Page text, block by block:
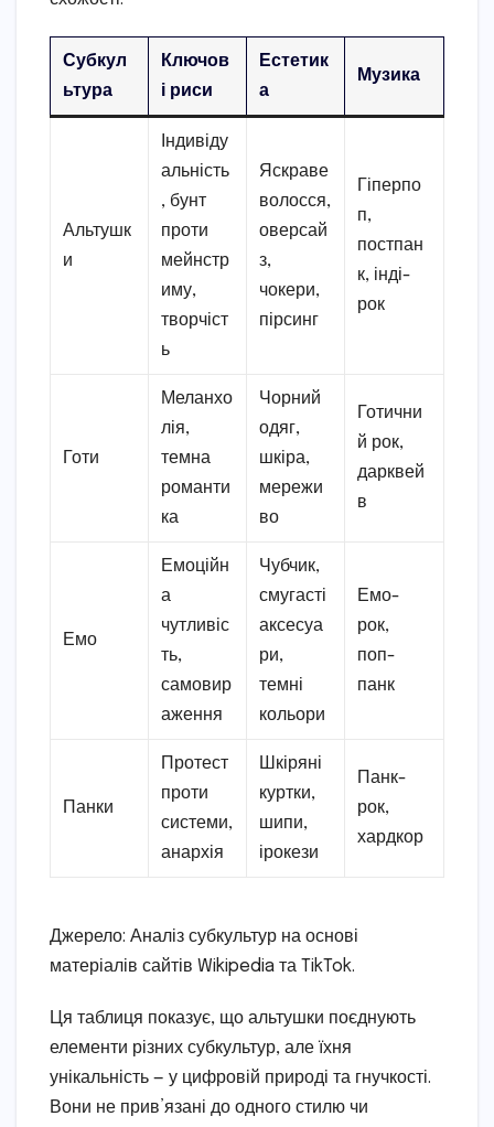
Субкул
ьтура
Ключов
і риси
Естетик
а
Музика
Альтушк
и
Індивіду
альність
, бунт
проти
мейнстр
иму,
творчіст
ь
Яскраве
волосся,
оверсай
з,
чокери,
пірсинг
Гіперпо
п,
постпан
к, інді-
рок
Готи
Меланхо
лія,
темна
романти
ка
Чорний
одяг,
шкіра,
мережи
во
Готични
й рок,
дарквей
в
Емо
Емоційн
а
чутливіс
ть,
самовир
аження
Чубчик,
смугасті
аксесуа
ри,
темні
кольори
Емо-
рок,
поп-
панк
Панки
Протест
проти
системи,
анархія
Шкіряні
куртки,
шипи,
ірокези
Панк-
рок,
хардкор
Джерело: Аналіз субкультур на основі
матеріалів сайтів Wikipedia та TikTok.
Ця таблиця показує, що альтушки поєднують
елементи різних субкультур, але їхня
унікальність — у цифровій природі та гнучкості.
Вони не прив’язані до одного стилю чи